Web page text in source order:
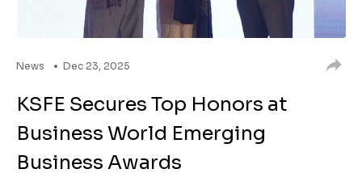
News Dec 23, 2025
KSFE Secures Top Honors at
Business World Emerging
Business Awards